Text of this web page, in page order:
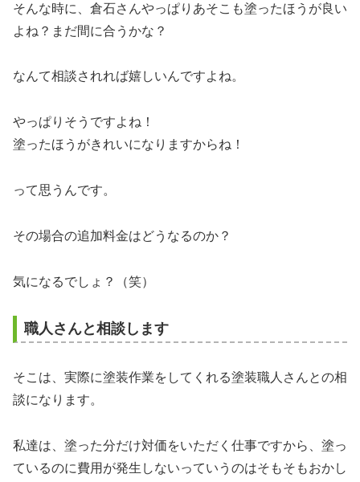
そんな時に、倉石さんやっぱりあそこも塗ったほうが良い
よね？まだ間に合うかな？
なんて相談されれば嬉しいんですよね。
やっぱりそうですよね！
塗ったほうがきれいになりますからね！
って思うんです。
その場合の追加料金はどうなるのか？
気になるでしょ？（笑）
職人さんと相談します
そこは、実際に塗装作業をしてくれる塗装職人さんとの相
談になります。
私達は、塗った分だけ対価をいただく仕事ですから、塗っ
ているのに費用が発生しないっていうのはそもそもおかし